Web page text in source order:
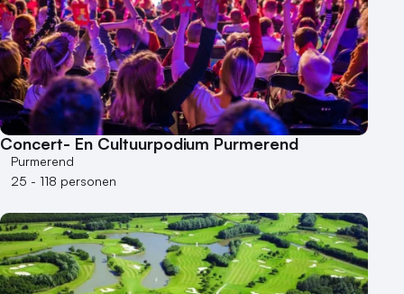
Concert- En Cultuurpodium Purmerend
Purmerend
25 - 118 personen